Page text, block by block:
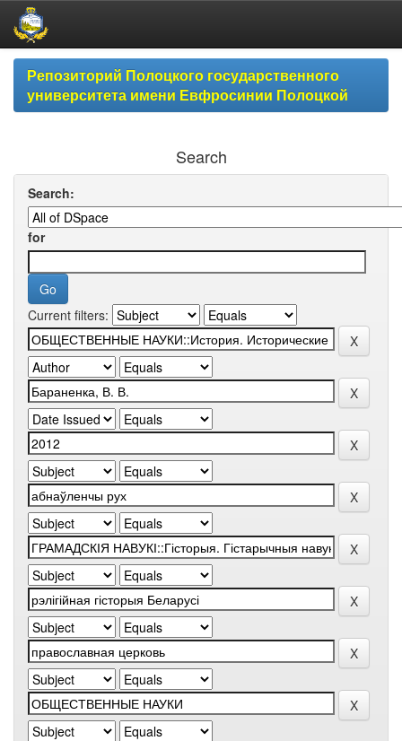
Skip
navigationРепозиторий Полоцкого государственного
университета имени Евфросинии Полоцкой
Search
Search:
for
Current filters: